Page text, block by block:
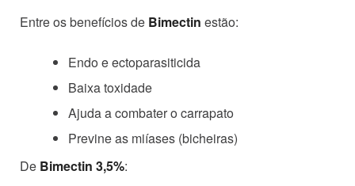
Entre os benefícios de Bimectin estão:
Endo e ectoparasiticida
Baixa toxidade
Ajuda a combater o carrapato
Previne as miíases (bicheiras)
De Bimectin 3,5%: